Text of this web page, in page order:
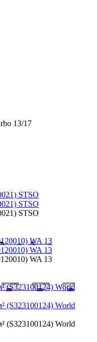
13/17
STSO
STSO
STSO
WA 13
WA 13
WA 13
(S323100124) World
(S323100124) World
(S323100124) World